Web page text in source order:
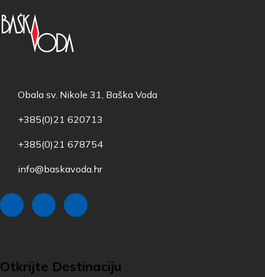
Obala sv. Nikole 31, Baška Voda
+385(0)21 620713
+385(0)21 678754
info@baskavoda.hr
Otkrijte Destinaciju